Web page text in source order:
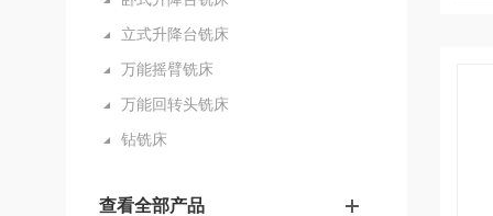
立式升降台铣床
万能摇臂铣床
万能回转头铣床
钻铣床
查看全部产品